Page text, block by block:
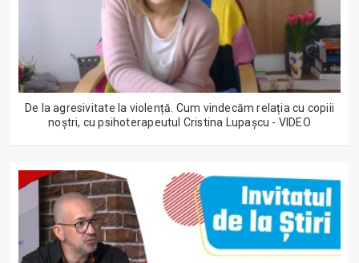
De la agresivitate la violență. Cum vindecăm relația cu copiii
noștri, cu psihoterapeutul Cristina Lupașcu - VIDEO